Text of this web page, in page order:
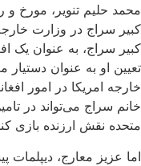
محمد حلیم تنویر، مورخ و
کبیر سراج در وزارت
کبیر سراج، به عنوان یک
تعیین او به عنوان
خارجه امریکا در امور
خانم سراج می‌تواند در
متحده نقش ارزنده بازی
اما عزیز معارج،